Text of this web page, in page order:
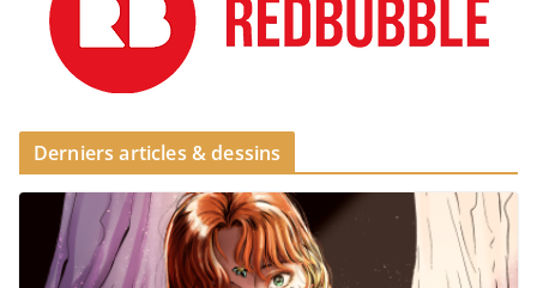
Derniers articles & dessins